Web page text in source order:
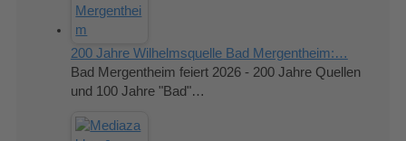
200 Jahre Wilhelmsquelle Bad Mergentheim:…
Bad Mergentheim feiert 2026 - 200 Jahre Quellen
und 100 Jahre "Bad"…